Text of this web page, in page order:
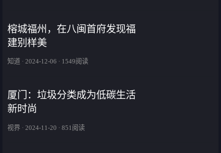
榕城福州，在八闽首府发现福
建别样美
知道 · 2024-12-06 · 1549阅读
厦门：垃圾分类成为低碳生活
新时尚
视界 · 2024-11-20 · 851阅读